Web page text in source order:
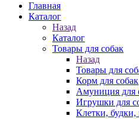
Главная
Каталог
Назад
Каталог
Товары для собак
Назад
Товары для
Корм для собак
Амуниция для
Игрушки для
Клетки, будки,